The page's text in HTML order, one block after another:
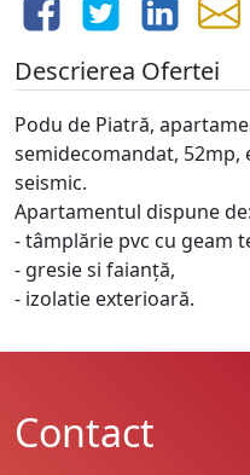
Descrierea Ofertei
Podu de Piatră,
semidecomandat, 52mp,
seismic.
Apartamentul dispune de:
- tâmplărie pvc cu geam
- gresie si faianță,
- izolatie exterioară.
Contact